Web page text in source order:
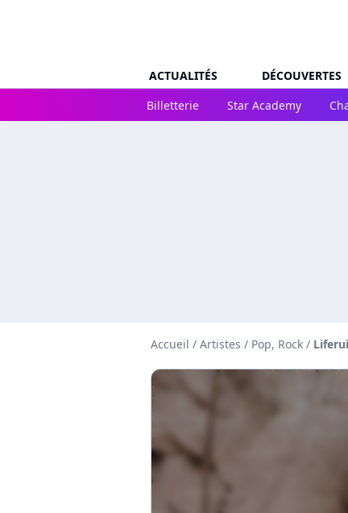
ACTUALITÉS DÉCOUVERTES
Billetterie
Star Academy
Accueil / Artistes / Pop, Rock /